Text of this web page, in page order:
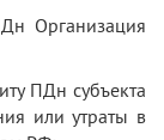
Организация
ПДн субъекта
или утраты в